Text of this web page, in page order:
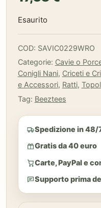
Esaurito
COD: SAVIC0229WRO
Categorie: Cavie o
Conigli Nani, Criceti e
e Accessori, Ratti,
Tag: Beeztees
Spedizione in 48/
Gratis da 40 euro
Carte, PayPal e
Supporto prima